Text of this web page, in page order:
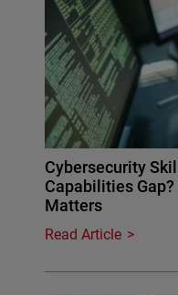
Cybersecurity
Capabilities
Matters
Read Article